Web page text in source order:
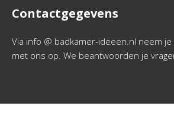
Contactgegevens
Via info @ badkamer-ideeen.nl neem
met ons op. We beantwoorden je